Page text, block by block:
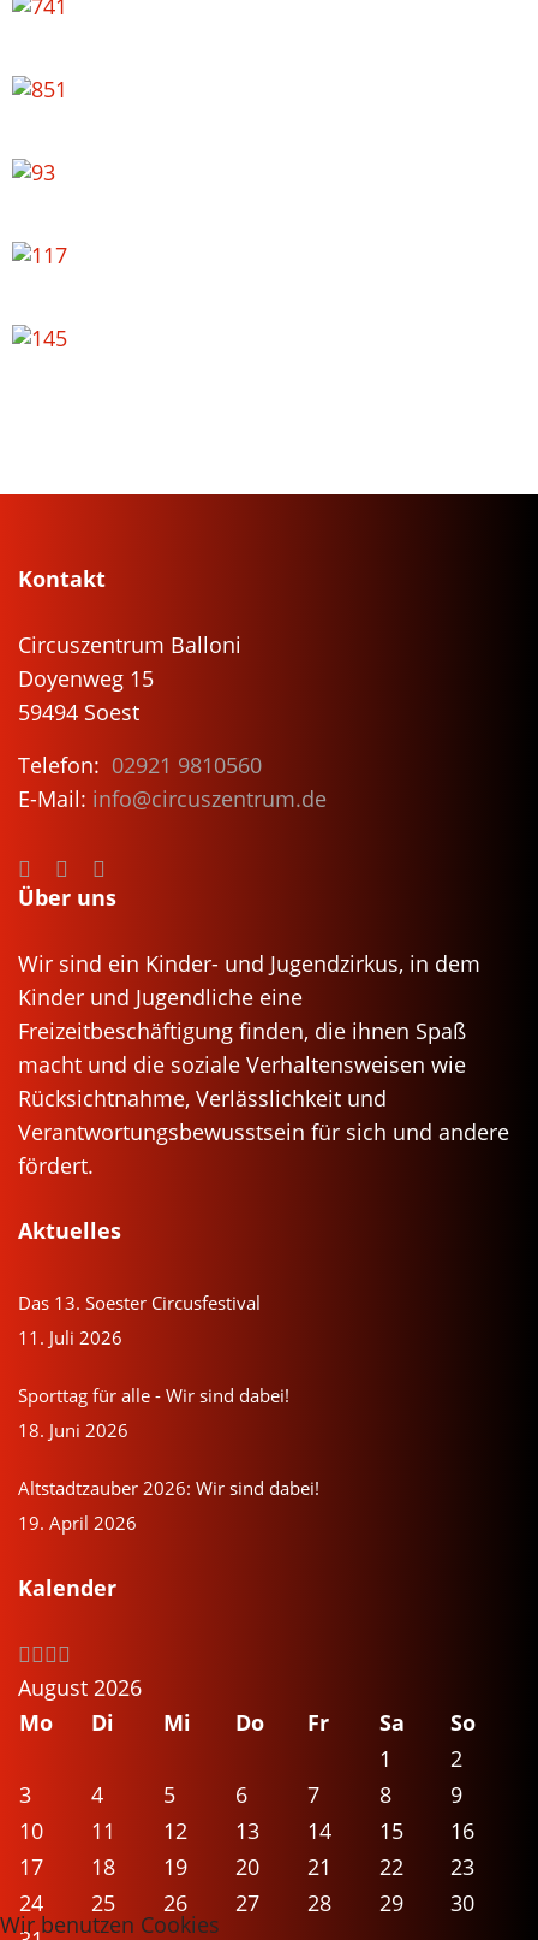
Kontakt
Circuszentrum Balloni
Doyenweg 15
59494 Soest
Telefon: 02921 9810560
E-Mail: info@circuszentrum.de
Über uns
Wir sind ein Kinder- und Jugendzirkus, in dem
Kinder und Jugendliche eine
Freizeitbeschäftigung finden, die ihnen Spaß
macht und die soziale Verhaltensweisen wie
Rücksichtnahme, Verlässlichkeit und
Verantwortungsbewusstsein für sich und andere
fördert.
Aktuelles
Das 13. Soester Circusfestival
11. Juli 2026
Sporttag für alle - Wir sind dabei!
18. Juni 2026
Altstadtzauber 2026: Wir sind dabei!
19. April 2026
Kalender
August 2026
Mo
Di Mi Do Fr Sa
So
1
2
3
4 5 6 7 8
9
10
11 12 13 14 15
16
17
18 19 20 21 22
23
24
25 26 27 28 29
30
Wir benutzen Cookies